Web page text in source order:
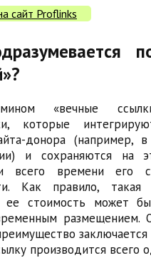
сайт Proflinks
«вечные
которые
донора (например,
и сохраняются на
всего времени его
Как правило, такая
ее стоимость может
размещением.
производится всего